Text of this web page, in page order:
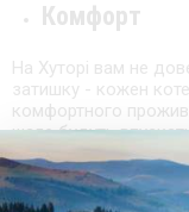
Комфорт
На Хуторі вам не
затишку - кожен
комфортного
шале будуть
теплих тонах
від стресу.